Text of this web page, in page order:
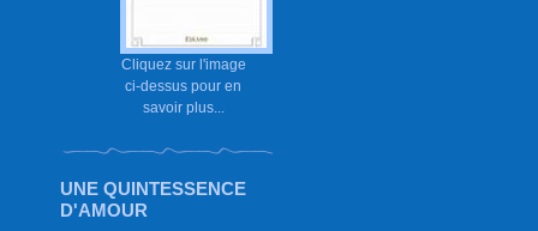
Cliquez sur l'image
ci-dessus pour en
savoir plus...
UNE QUINTESSENCE
D'AMOUR